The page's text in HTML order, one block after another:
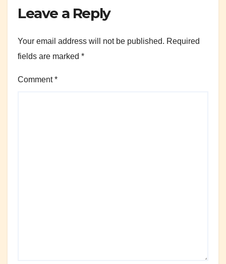
Leave a Reply
Your email address will not be published. Required
fields are marked *
Comment*